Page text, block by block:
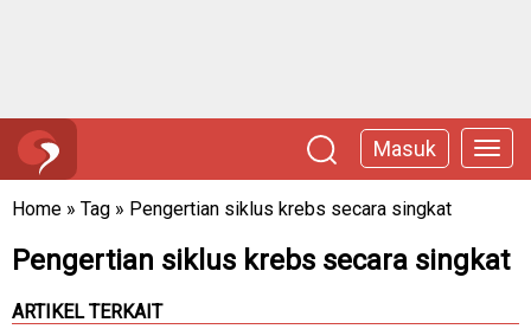
Masuk
Home » Tag » Pengertian siklus krebs secara singkat
Pengertian siklus krebs secara singkat
ARTIKEL TERKAIT